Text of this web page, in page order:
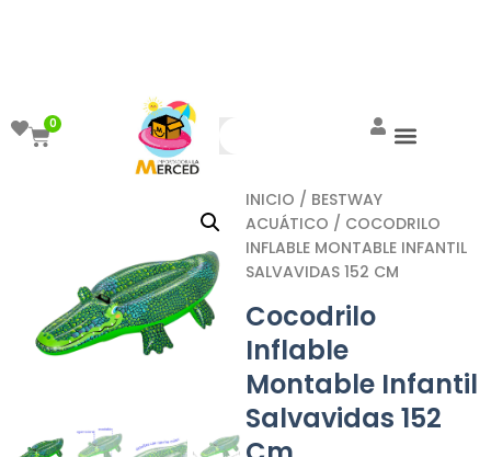
0
INICIO / BESTWAY
ACUÁTICO / COCODRILO
INFLABLE MONTABLE INFANTIL
SALVAVIDAS 152 CM
Cocodrilo
Inflable
Montable Infantil
Salvavidas 152